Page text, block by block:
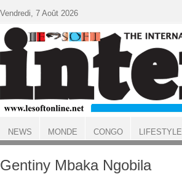
ACCUEIL
Gentiny Mbaka Ngobila
Vendredi, 7 Août 2026
NEWS MONDE CONGO LIFESTYLE